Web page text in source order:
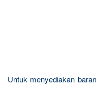
Untuk menyediakan